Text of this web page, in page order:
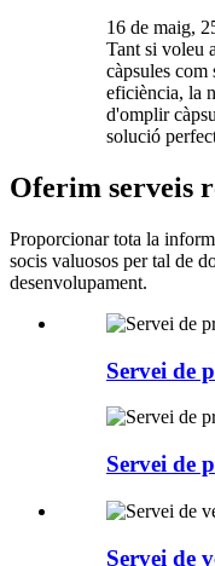
16 de maig,
Tant si voleu
càpsules
eficiència, la
d'omplir
solució
Oferim serveis
Proporcionar tota la
socis valuosos per tal de
desenvolupament.
Servei de
Servei de
Servei de